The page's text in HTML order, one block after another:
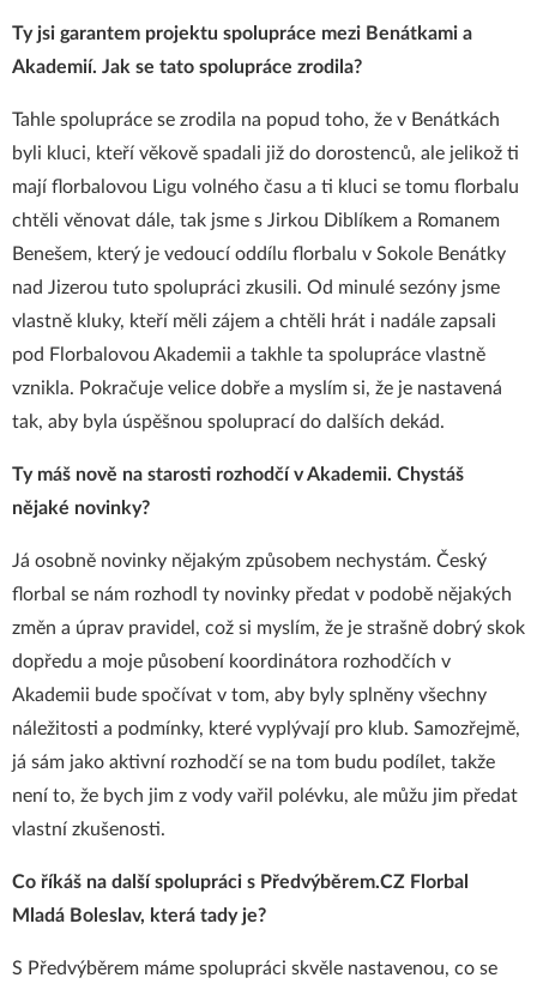
Ty jsi garantem projektu spolupráce mezi Benátkami a
Akademií. Jak se tato spolupráce zrodila?
Tahle spolupráce se zrodila na popud toho, že v Benátkách
byli kluci, kteří věkově spadali již do dorostenců, ale jelikož ti
mají florbalovou Ligu volného času a ti kluci se tomu florbalu
chtěli věnovat dále, tak jsme s Jirkou Diblíkem a Romanem
Benešem, který je vedoucí oddílu florbalu v Sokole Benátky
nad Jizerou tuto spolupráci zkusili. Od minulé sezóny jsme
vlastně kluky, kteří měli zájem a chtěli hrát i nadále zapsali
pod Florbalovou Akademii a takhle ta spolupráce vlastně
vznikla. Pokračuje velice dobře a myslím si, že je nastavená
tak, aby byla úspěšnou spoluprací do dalších dekád.
Ty máš nově na starosti rozhodčí v Akademii. Chystáš
nějaké novinky?
Já osobně novinky nějakým způsobem nechystám. Český
florbal se nám rozhodl ty novinky předat v podobě nějakých
změn a úprav pravidel, což si myslím, že je strašně dobrý skok
dopředu a moje působení koordinátora rozhodčích v
Akademii bude spočívat v tom, aby byly splněny všechny
náležitosti a podmínky, které vyplývají pro klub. Samozřejmě,
já sám jako aktivní rozhodčí se na tom budu podílet, takže
není to, že bych jim z vody vařil polévku, ale můžu jim předat
vlastní zkušenosti.
Co říkáš na další spolupráci s Předvýběrem.CZ Florbal
Mladá Boleslav, která tady je?
S Předvýběrem máme spolupráci skvěle nastavenou, co se